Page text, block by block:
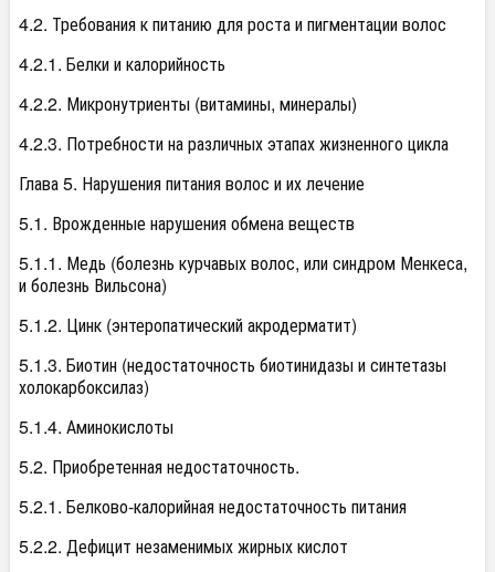
4.2. Требования к питанию для роста и пигментации волос
4.2.1. Белки и калорийность
4.2.2. Микронутриенты (витамины, минералы)
4.2.3. Потребности на различных этапах жизненного цикла
Глава 5. Нарушения питания волос и их лечение
5.1. Врожденные нарушения обмена веществ
5.1.1. Медь (болезнь курчавых волос, или синдром Менкеса,
и болезнь Вильсона)
5.1.2. Цинк (энтеропатический акродерматит)
5.1.3. Биотин (недостаточность биотинидазы и синтетазы
холокарбоксилаз)
5.1.4. Аминокислоты
5.2. Приобретенная недостаточность.
5.2.1. Белково-калорийная недостаточность питания
5.2.2. Дефицит незаменимых жирных кислот